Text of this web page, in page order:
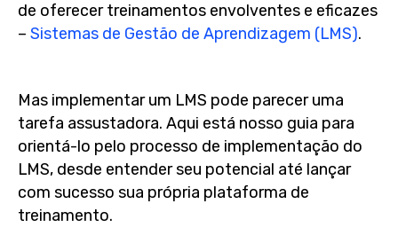
de oferecer treinamentos envolventes e eficazes
– Sistemas de Gestão de Aprendizagem (LMS).
Mas implementar um LMS pode parecer uma
tarefa assustadora. Aqui está nosso guia para
orientá-lo pelo processo de implementação do
LMS, desde entender seu potencial até lançar
com sucesso sua própria plataforma de
treinamento.